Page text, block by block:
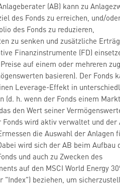
(AB) kann zu
des Fonds zu erreichen, und/
des Fonds zu reduzieren,
zu senken und zusätzliche
Finanzinstrumente (FD)
auf einem oder mehreren
basieren). Der Fonds
Leverage-Effekt in
(d. h. wenn der Fonds einem
den Wert seiner
Fonds wird aktiv verwaltet und der
die Auswahl der Anlagen
wird sich der AB beim Aufbau
und auch zu Zwecken des
auf den MSCI World Energy
"Index") beziehen, um